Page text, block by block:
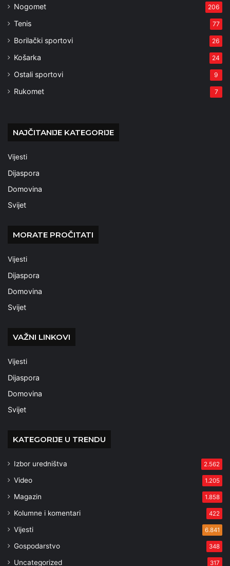
Nogomet 206
Tenis 77
Borilački sportovi 26
Košarka 24
Ostali sportovi 9
Rukomet 7
NAJČITANIJE KATEGORIJE
Vijesti
Dijaspora
Domovina
Svijet
MORATE PROČITATI
Vijesti
Dijaspora
Domovina
Svijet
VAŽNI LINKOVI
Vijesti
Dijaspora
Domovina
Svijet
KATEGORIJE U TRENDU
Izbor uredništva 2.562
Video 1.205
Magazin 1.858
Kolumne i komentari 422
Vijesti 6.841
Gospodarstvo 348
Uncategorized 317